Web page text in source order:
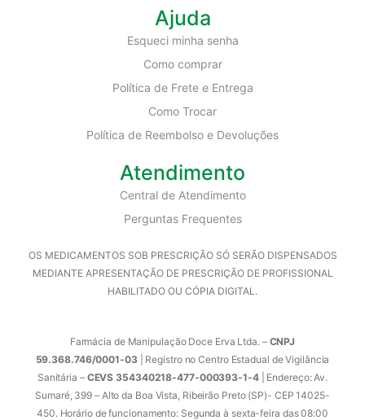
Ajuda
Esqueci minha senha
Como comprar
Política de Frete e Entrega
Como Trocar
Política de Reembolso e Devoluções
Atendimento
Central de Atendimento
Perguntas Frequentes
OS MEDICAMENTOS SOB PRESCRIÇÃO SÓ SERÃO DISPENSADOS
MEDIANTE APRESENTAÇÃO DE PRESCRIÇÃO DE PROFISSIONAL
HABILITADO OU CÓPIA DIGITAL.
Farmácia de Manipulação Doce Erva Ltda. – CNPJ
59.368.746/0001-03| Registro no Centro Estadual de Vigilância
Sanitária –CEVS 354340218-477-000393-1-4| Endereço: Av.
Sumaré, 399 – Alto da Boa Vista, Ribeirão Preto (SP)- CEP 14025-
450. Horário de funcionamento: Segunda à sexta-feira das 08:00